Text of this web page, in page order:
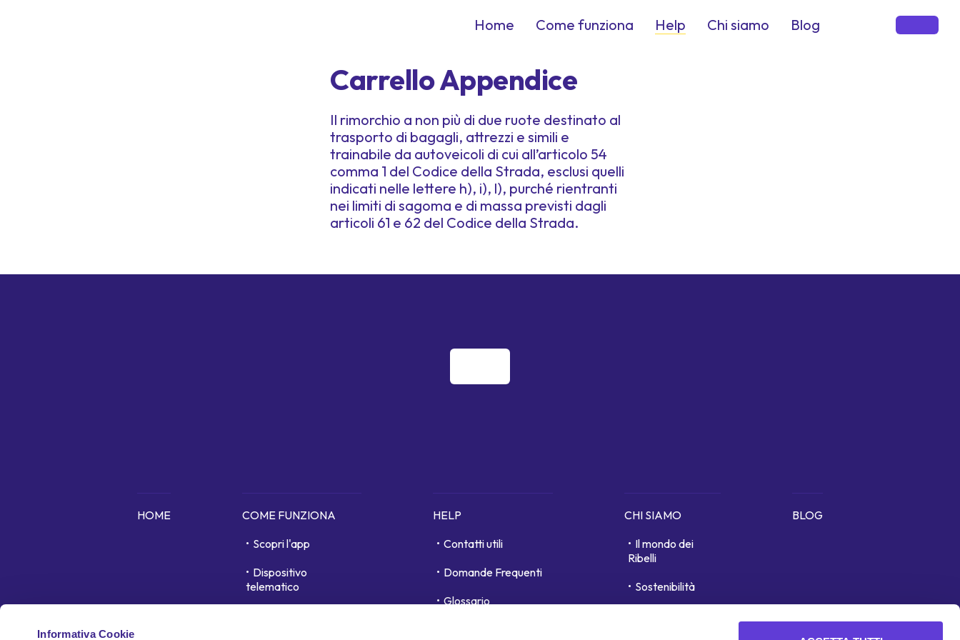
Informativa Cookie
Home Come funziona Help Chi siamo Blog
Carrello Appendice
Il rimorchio a non più di due ruote destinato al
trasporto di bagagli, attrezzi e simili e
trainabile da autoveicoli di cui all’articolo 54
comma 1 del Codice della Strada, esclusi quelli
indicati nelle lettere h), i), l), purché rientranti
nei limiti di sagoma e di massa previsti dagli
articoli 61 e 62 del Codice della Strada.
HOME
COME FUNZIONA
Scopri l'app
Dispositivo
telematico
HELP
Contatti utili
Domande Frequenti
Glossario
CHI SIAMO
Il mondo dei
Ribelli
Sostenibilità
BLOG